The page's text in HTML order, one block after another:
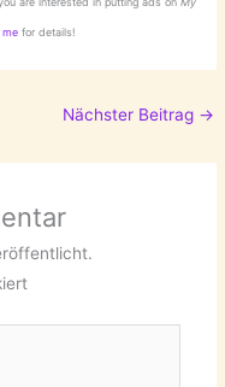
for details!
Nächster Beitrag →